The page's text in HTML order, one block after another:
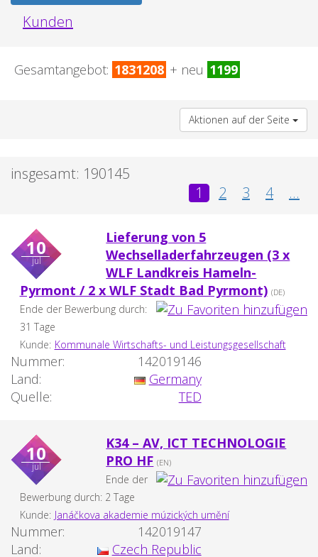
Kunden
Gesamtangebot: 1831208 + neu 1199
Aktionen auf der Seite
insgesamt: 190145
1
2 3 4 ...
10
jul
Lieferung von 5
Wechselladerfahrzeugen (3 x
WLF Landkreis Hameln-
Pyrmont / 2 x WLF Stadt Bad Pyrmont) (DE)
Ende der Bewerbung durch:
31 Tage
Kunde: Kommunale Wirtschafts- und Leistungsgesellschaft
Nummer:
142019146
Land:
Germany
Quelle:
TED
10
jul
K34 – AV, ICT TECHNOLOGIE
PRO HF (EN)
Ende der
Bewerbung durch: 2 Tage
Kunde: Janáčkova akademie múzických umění
Nummer:
142019147
Land:
Czech Republic